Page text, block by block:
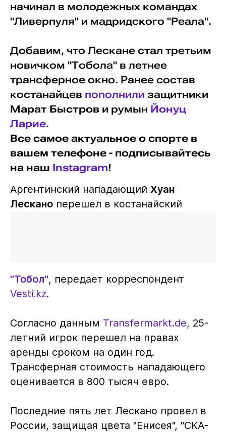
начинал в молодежных командах
"Ливерпуля" и мадридского "Реала".
Добавим, что Лескане стал третьим
новичком "Тобола" в летнее
трансферное окно. Ранее состав
костанайцев пополнили защитники
Марат Быстров и румын Йонуц
Ларие.
Все самое актуальное о спорте в
вашем телефоне - подписывайтесь
на наш Instagram!
Аргентинский нападающий Хуан
Лесканоперешел в костанайский
"Тобол", передает корреспондент
Vesti.kz.
Согласно данным Transfermarkt.de, 25-
летний игрок перешел на правах
аренды сроком на один год.
Трансферная стоимость нападающего
оценивается в 800 тысяч евро.
Последние пять лет Лескано провел в
России, защищая цвета "Енисея", "СКА-